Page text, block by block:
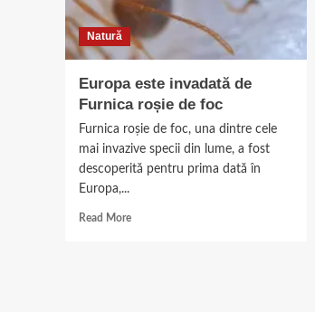
Natură
Europa este invadată de
Furnica roșie de foc
Furnica roșie de foc, una dintre cele
mai invazive specii din lume, a fost
descoperită pentru prima dată în
Europa,...
Read MoreRead